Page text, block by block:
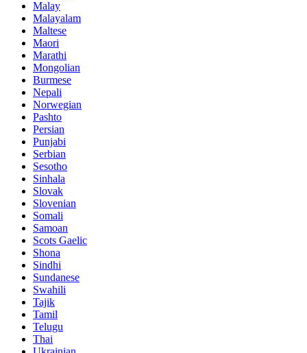
Malay
Malayalam
Maltese
Maori
Marathi
Mongolian
Burmese
Nepali
Norwegian
Pashto
Persian
Punjabi
Serbian
Sesotho
Sinhala
Slovak
Slovenian
Somali
Samoan
Scots Gaelic
Shona
Sindhi
Sundanese
Swahili
Tajik
Tamil
Telugu
Thai